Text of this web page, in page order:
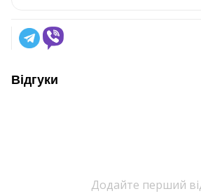
Відгуки
Додайте перший